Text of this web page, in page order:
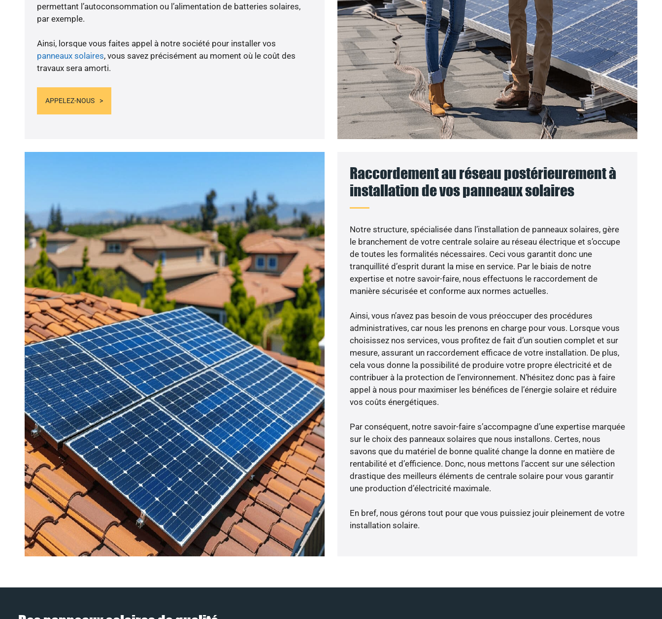
permettant l’autoconsommation ou l’alimentation de batteries solaires,
par exemple.
Ainsi, lorsque vous faites appel à notre société pour installer vos
panneaux solaires, vous savez précisément au moment où le coût des
travaux sera amorti.
APPELEZ-NOUS
Raccordement au réseau postérieurement à
installation de vos panneaux solaires
Notre structure, spécialisée dans l’installation de panneaux solaires, gère
le branchement de votre centrale solaire au réseau électrique et s’occupe
de toutes les formalités nécessaires. Ceci vous garantit donc une
tranquillité d’esprit durant la mise en service. Par le biais de notre
expertise et notre savoir-faire, nous effectuons le raccordement de
manière sécurisée et conforme aux normes actuelles.
Ainsi, vous n’avez pas besoin de vous préoccuper des procédures
administratives, car nous les prenons en charge pour vous. Lorsque vous
choisissez nos services, vous profitez de fait d’un soutien complet et sur
mesure, assurant un raccordement efficace de votre installation. De plus,
cela vous donne la possibilité de produire votre propre électricité et de
contribuer à la protection de l’environnement. N’hésitez donc pas à faire
appel à nous pour maximiser les bénéfices de l’énergie solaire et réduire
vos coûts énergétiques.
Par conséquent, notre savoir-faire s’accompagne d’une expertise marquée
sur le choix des panneaux solaires que nous installons. Certes, nous
savons que du matériel de bonne qualité change la donne en matière de
rentabilité et d’efficience. Donc, nous mettons l’accent sur une sélection
drastique des meilleurs éléments de centrale solaire pour vous garantir
une production d’électricité maximale.
En bref, nous gérons tout pour que vous puissiez jouir pleinement de votre
installation solaire.